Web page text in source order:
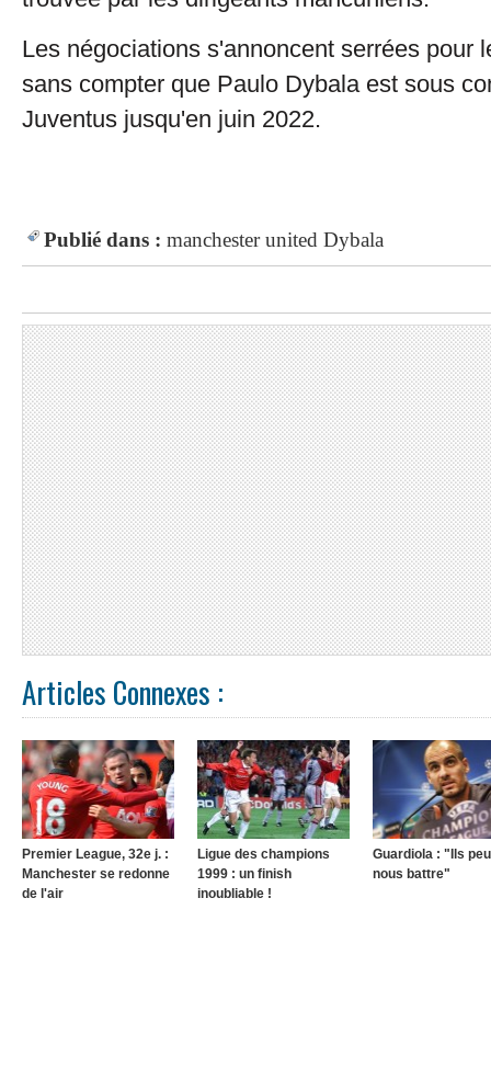
Les négociations s'annoncent serrées pour
sans compter que Paulo Dybala est sous
Juventus jusqu'en juin 2022.
Publié dans : manchester united Dybala
Articles Connexes :
Premier League, 32e j. :
Manchester se redonne
de l'air
Ligue des champions
1999 : un finish
inoubliable !
Guardiola : "Ils
nous battre"